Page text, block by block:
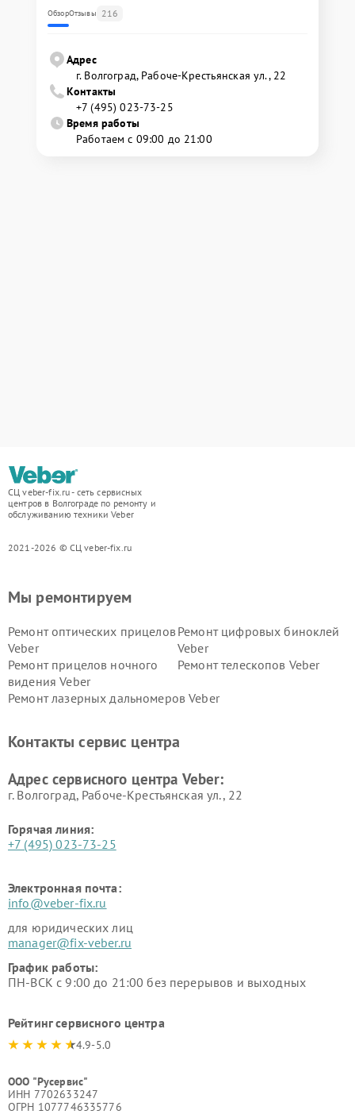
ОбзорОтзывы 216
Адрес
г. Волгоград, Рабоче-Крестьянская ул., 22
Контакты
+7 (495) 023-73-25
Время работы
Работаем с 09:00 до 21:00
СЦ veber-fix.ru - сеть сервисных
центров в Волгограде по ремонту и
обслуживанию техники Veber
2021-2026 © СЦ veber-fix.ru
Мы ремонтируем
Ремонт оптических прицелов
Veber
Ремонт цифровых биноклей
Veber
Ремонт прицелов ночного
видения Veber
Ремонт телескопов Veber
Ремонт лазерных дальномеров Veber
Контакты сервис центра
Адрес сервисного центра Veber:
г. Волгоград, Рабоче-Крестьянская ул., 22
Горячая линия:
+7 (495) 023-73-25
Электронная почта:
info@veber-fix.ru
для юридических лиц
manager@fix-veber.ru
График работы:
ПН-ВСК с 9:00 до 21:00 без перерывов и выходных
Рейтинг сервисного центра
4.9-5.0
ООО "Русервис"
ИНН 7702633247
ОГРН 1077746335776